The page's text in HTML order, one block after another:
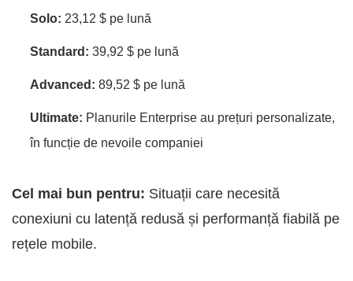
Solo: 23,12 $ pe lună
Standard: 39,92 $ pe lună
Advanced: 89,52 $ pe lună
Ultimate: Planurile Enterprise au prețuri personalizate,
în funcție de nevoile companiei
Cel mai bun pentru: Situații care necesită
conexiuni cu latență redusă și performanță fiabilă pe
rețele mobile.